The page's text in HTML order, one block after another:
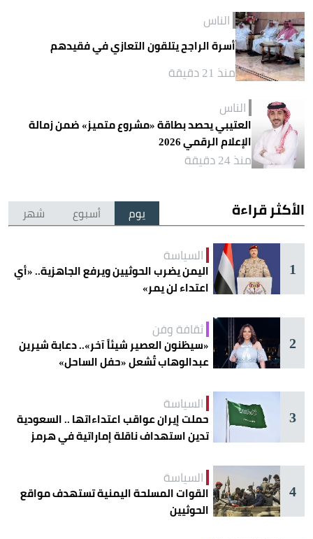
الناس
أسرة الراجح يتلقون التعازي في فقيدهم
منذ 21 دقيقة
الناس
العتيبي يحصد بطاقة «مشروع متميز» ضمن زمالة
الإعلام الرقمي 2026
منذ 24 دقيقة
الأكثر قراءة يوم أسبوع شهر
1
السياسة
اليمن يضرب الحوثيين ويرفع الجاهزية.. «أي
اعتداء لن يمر»
2
ثقافة وفن
«سيظنون العصير شيئاً آخر».. دعابة شيرين
عبدالوهاب تُشعل «حفل الساحل»
3
السياسة
حملت إيران عواقب اعتداءاتها .. السعودية
تدين استهداف ناقلة إماراتية في هرمز
4
السياسة
القوات المسلحة اليمنية تستهدف مواقع
الحوثيين